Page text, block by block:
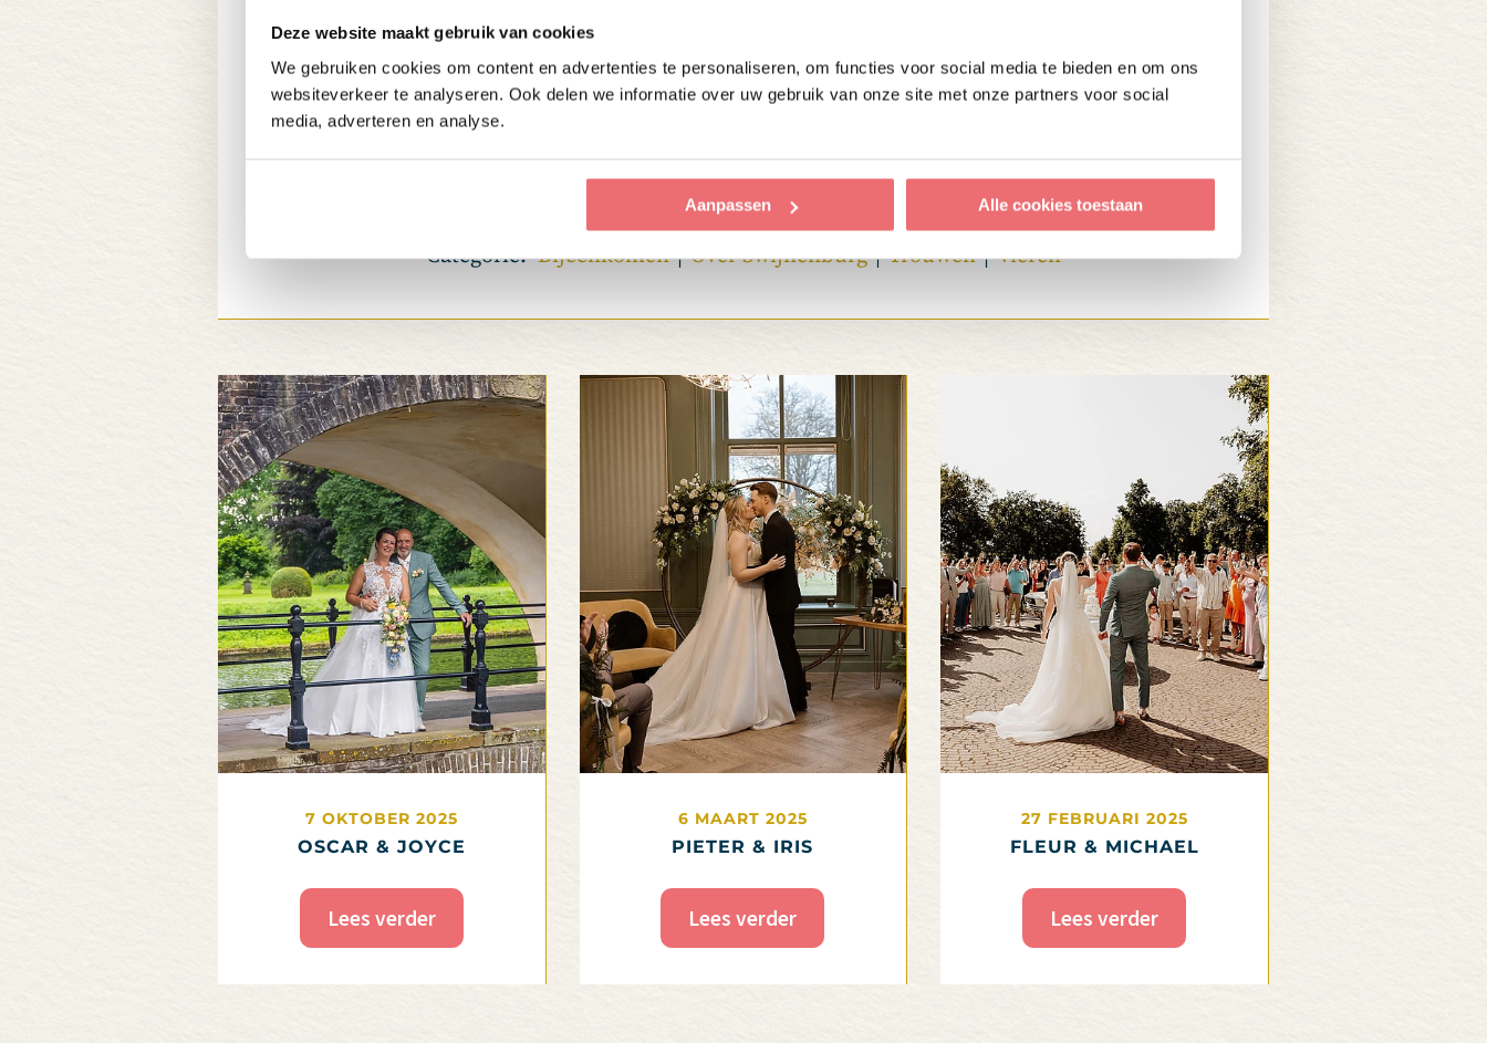
Deze website maakt gebruik van cookies
We gebruiken cookies om content en advertenties te personaliseren, om functies voor social media te bieden en om ons
websiteverkeer te analyseren. Ook delen we informatie over uw gebruik van onze site met onze partners voor social
media, adverteren en analyse.
Aanpassen Alle cookies toestaan
De romantiek die ze zochten vonden Wendy en Hilko in Buitenplaats Amerongen én in de lente.
“De lente brengt romantiek met zich mee en is voor ons dan ook het enige geschikte seizoen om
in te trouwen!”
Categorie: Bijeenkomen Over Swijnenburg Trouwen Vieren
7 OKTOBER 2025
OSCAR & JOYCE
Lees verder
6 MAART 2025
PIETER & IRIS
Lees verder
27 FEBRUARI 2025
FLEUR & MICHAEL
Lees verder